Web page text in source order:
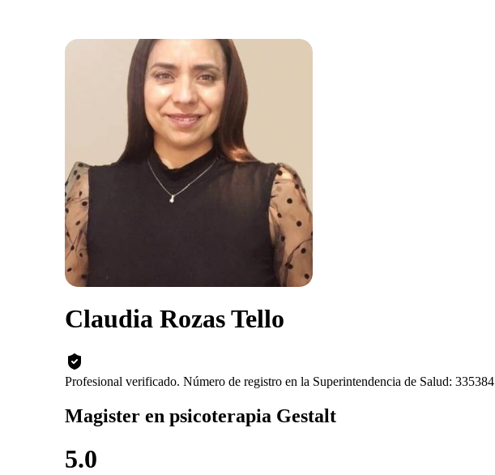
Claudia Rozas Tello
Profesional verificado. Número de registro en la Superintendencia de Salud: 335384
Magister en psicoterapia Gestalt
5.0